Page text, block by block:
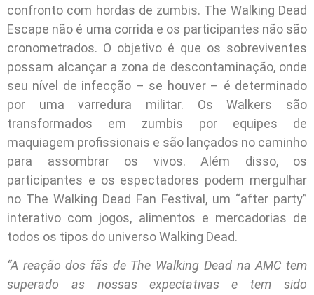
confronto com hordas de zumbis. The Walking Dead
Escape não é uma corrida e os participantes não são
cronometrados. O objetivo é que os sobreviventes
possam alcançar a zona de descontaminação, onde
seu nível de infecção – se houver – é determinado
por uma varredura militar. Os Walkers são
transformados em zumbis por equipes de
maquiagem profissionais e são lançados no caminho
para assombrar os vivos. Além disso, os
participantes e os espectadores podem mergulhar
no The Walking Dead Fan Festival, um “after party”
interativo com jogos, alimentos e mercadorias de
todos os tipos do universo Walking Dead.
“A reação dos fãs de The Walking Dead na AMC tem
superado as nossas expectativas e tem sido